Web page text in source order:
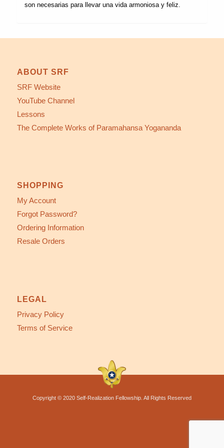
son necesarias para llevar una vida armoniosa y feliz.
ABOUT SRF
SRF Website
YouTube Channel
Lessons
The Complete Works of Paramahansa Yogananda
SHOPPING
My Account
Forgot Password?
Ordering Information
Resale Orders
LEGAL
Privacy Policy
Terms of Service
Copyright © 2020 Self-Realization Fellowship. All Rights Reserved